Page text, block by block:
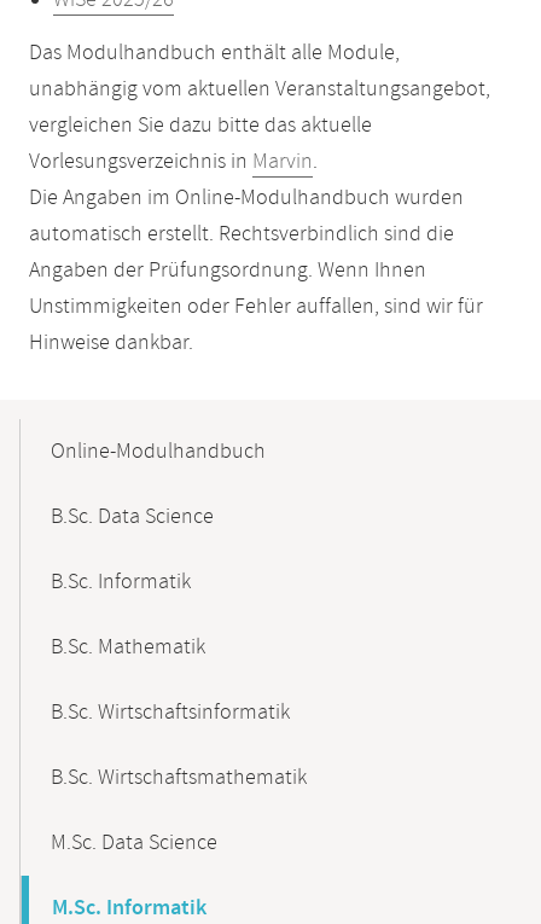
Das Modulhandbuch enthält alle Module,
unabhängig vom aktuellen Veranstaltungsangebot,
vergleichen Sie dazu bitte das aktuelle
Vorlesungsverzeichnis in Marvin.
Die Angaben im Online-Modulhandbuch wurden
automatisch erstellt. Rechtsverbindlich sind die
Angaben der Prüfungsordnung. Wenn Ihnen
Unstimmigkeiten oder Fehler auffallen, sind wir für
Hinweise dankbar.
NavigationOnline-Modulhandbuch
B.Sc. Data Science
B.Sc. Informatik
B.Sc. Mathematik
B.Sc. Wirtschaftsinformatik
B.Sc. Wirtschaftsmathematik
M.Sc. Data Science
M.Sc. Informatik